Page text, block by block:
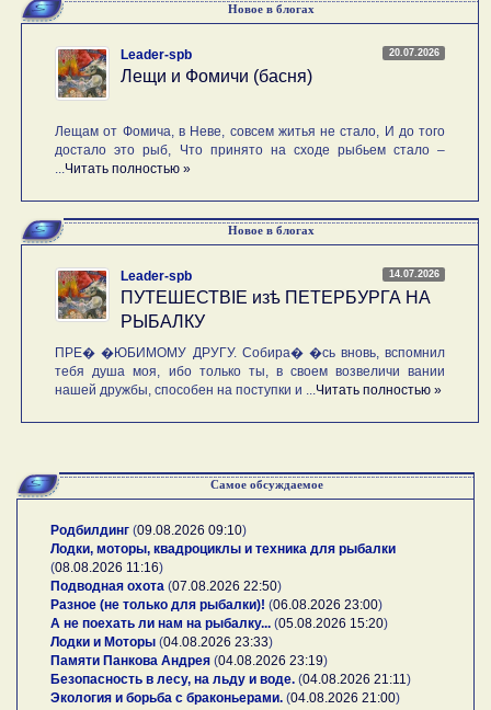
Новое в блогах
20.07.2026
Leader-spb
Лещи и Фомичи (басня)
Лещам от Фомича, в Неве, совсем житья не стало, И до того
достало это рыб, Что принято на сходе рыбьем стало –
Читать полностью »
Новое в блогах
14.07.2026
Leader-spb
ПУТЕШЕСТВIE изѣ ПЕТЕРБУРГА НА
РЫБАЛКУ
ПРЕ� �ЮБИМОМУ ДРУГУ. Собира� �сь вновь, вспомнил
тебя душа моя, ибо только ты, в своем возвеличи вании
нашей дружбы, способен на поступки и ... Читать полностью »
Самое обсуждаемое
Родбилдинг (09.08.2026 09:10)
Лодки, моторы, квадроциклы и техника для рыбалки
(08.08.2026 11:16)
Подводная охота (07.08.2026 22:50)
Разное (не только для рыбалки)! (06.08.2026 23:00)
А не поехать ли нам на рыбалку... (05.08.2026 15:20)
Лодки и Моторы (04.08.2026 23:33)
Памяти Панкова Андрея (04.08.2026 23:19)
Безопасность в лесу, на льду и воде. (04.08.2026 21:11 )
Экология и борьба с браконьерами. (04.08.2026 21:00)